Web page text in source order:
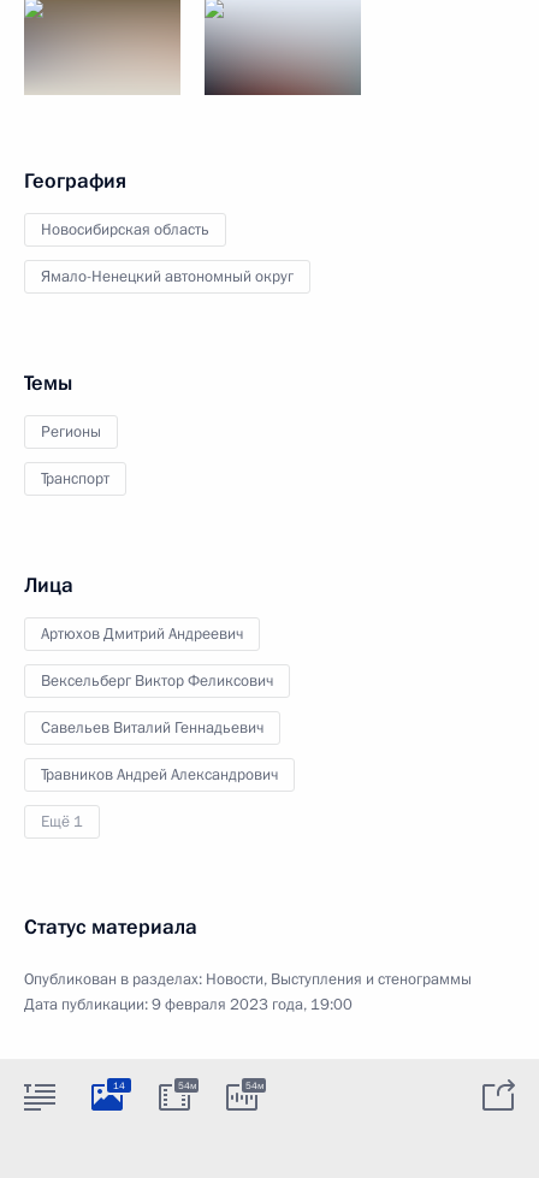
География
Новосибирская область
Ямало-Ненецкий автономный округ
Темы
Регионы
Транспорт
Лица
Артюхов Дмитрий Андреевич
Вексельберг Виктор Феликсович
Савельев Виталий Геннадьевич
Травников Андрей Александрович
Ещё 1
Статус материала
Опубликован в разделах: Новости, Выступления и стенограммы
Дата публикации:9 февраля 2023 года, 19:00
14 54м 54м